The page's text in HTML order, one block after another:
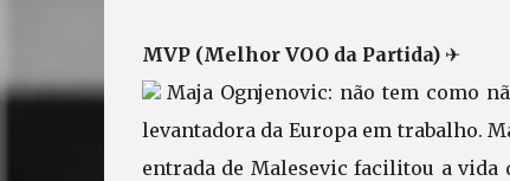
MVP (Melhor VOO da Partida)✈
Maja Ognjenovic: não tem como
levantadora da Europa em trabalho.
entrada de Malesevic facilitou a vida